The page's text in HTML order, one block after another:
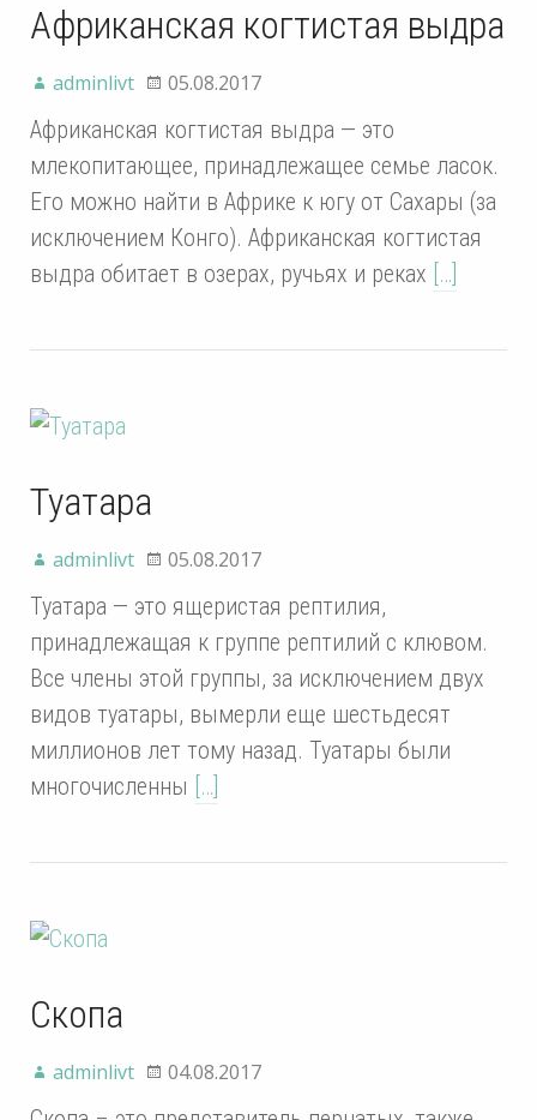
Африканская когтистая выдра
adminlivt 05.08.2017
Африканская когтистая выдра — это
млекопитающее, принадлежащее семье ласок.
Его можно найти в Африке к югу от Сахары (за
исключением Конго). Африканская когтистая
выдра обитает в озерах, ручьях и реках […]
Туатара
adminlivt 05.08.2017
Туатара — это ящеристая рептилия,
принадлежащая к группе рептилий с клювом.
Все члены этой группы, за исключением двух
видов туатары, вымерли еще шестьдесят
миллионов лет тому назад. Туатары были
многочисленны […]
Скопа
adminlivt 04.08.2017